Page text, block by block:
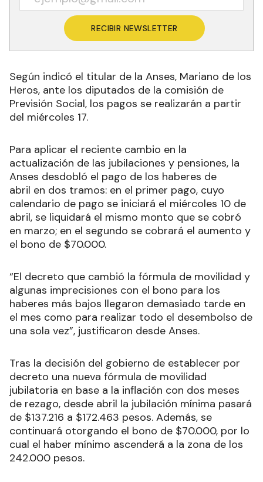
RECIBIR NEWSLETTER
Según indicó el titular de la Anses, Mariano de los
Heros, ante los diputados de la comisión de
Previsión Social, los pagos se realizarán a partir
del miércoles 17.
Para aplicar el reciente cambio en la
actualización de las jubilaciones y pensiones, la
Anses desdobló el pago de los haberes de
abril en dos tramos: en el primer pago, cuyo
calendario de pago se iniciará el miércoles 10 de
abril, se liquidará el mismo monto que se cobró
en marzo; en el segundo se cobrará el aumento y
el bono de $70.000.
“El decreto que cambió la fórmula de movilidad y
algunas imprecisiones con el bono para los
haberes más bajos llegaron demasiado tarde en
el mes como para realizar todo el desembolso de
una sola vez”, justificaron desde Anses.
Tras la decisión del gobierno de establecer por
decreto una nueva fórmula de movilidad
jubilatoria en base a la inflación con dos meses
de rezago, desde abril la jubilación mínima pasará
de $137.216 a $172.463 pesos. Además, se
continuará otorgando el bono de $70.000, por lo
cual el haber mínimo ascenderá a la zona de los
242.000 pesos.